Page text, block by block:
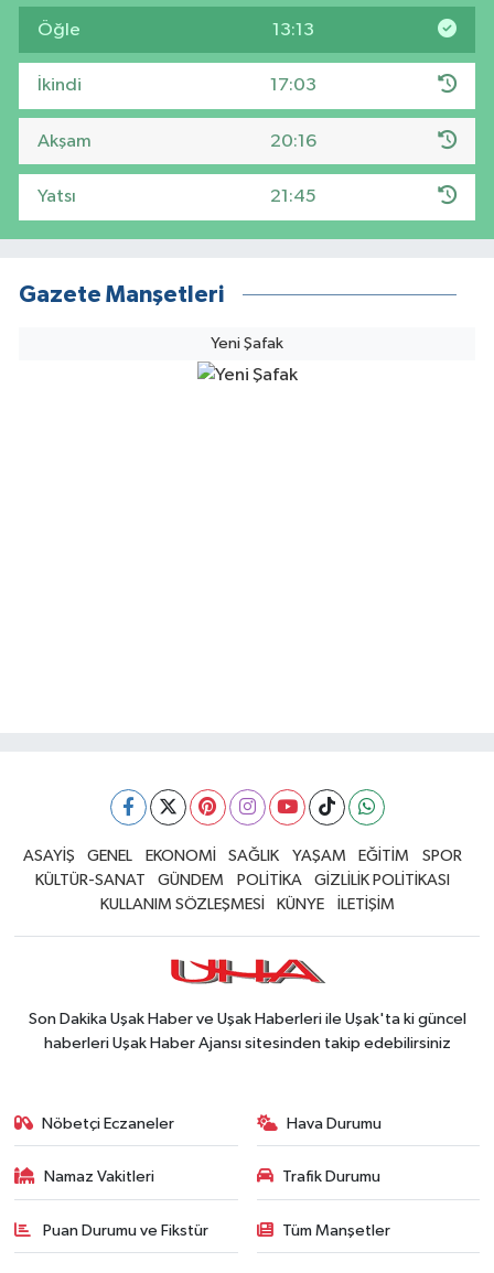
Öğle 13:13
İkindi 17:03
Akşam 20:16
Yatsı 21:45
Gazete Manşetleri
Yeni Şafak
ASAYİŞ GENEL EKONOMİ SAĞLIK YAŞAM EĞİTİM
SPOR
KÜLTÜR-SANAT
GÜNDEM POLİTİKA
GİZLİLİK POLİTİKASI
KULLANIM SÖZLEŞMESİ
KÜNYE İLETİŞİM
Son Dakika Uşak Haber ve Uşak Haberleri ile Uşak'ta ki güncel
haberleri Uşak Haber Ajansı sitesinden takip edebilirsiniz
Nöbetçi Eczaneler Hava Durumu
Namaz Vakitleri Trafik Durumu
Puan Durumu ve Fikstür Tüm Manşetler